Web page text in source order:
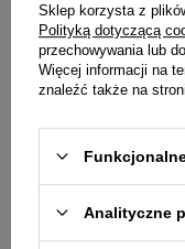
BATERIA
Czas działania
baterii - 3 lata
MECHANIZM
ŚREDNICA
GRUBOŚĆ
13 mm
Sklep korzysta z
Polityką dotyczącą
przechowywania lub
Więcej informacji na
znaleźć także na
Analityczne